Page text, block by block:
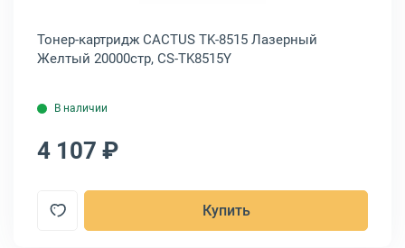
Тонер-картридж CACTUS TK-8515 Лазерный
Желтый 20000стр, CS-TK8515Y
В наличии
4 107 ₽
Купить